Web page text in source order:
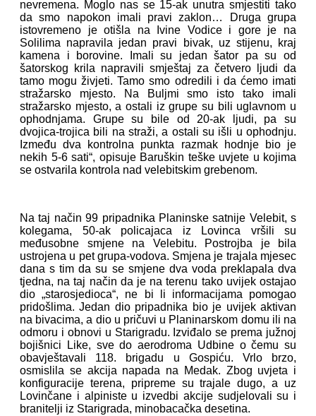
nevremena. Moglo nas se 15-ak unutra smjestiti tako
da smo napokon imali pravi zaklon… Druga grupa
istovremeno je otišla na Ivine Vodice i gore je na
Solilima napravila jedan pravi bivak, uz stijenu, kraj
kamena i borovine. Imali su jedan šator pa su od
šatorskog krila napravili smještaj za četvero ljudi da
tamo mogu živjeti. Tamo smo odredili i da ćemo imati
stražarsko mjesto. Na Buljmi smo isto tako imali
stražarsko mjesto, a ostali iz grupe su bili uglavnom u
ophodnjama. Grupe su bile od 20-ak ljudi, pa su
dvojica-trojica bili na straži, a ostali su išli u ophodnju.
Između dva kontrolna punkta razmak hodnje bio je
nekih 5-6 sati“, opisuje Baruškin teške uvjete u kojima
se ostvarila kontrola nad velebitskim grebenom.
Na taj način 99 pripadnika Planinske satnije Velebit, s
kolegama, 50-ak policajaca iz Lovinca vršili su
međusobne smjene na Velebitu. Postrojba je bila
ustrojena u pet grupa-vodova. Smjena je trajala mjesec
dana s tim da su se smjene dva voda preklapala dva
tjedna, na taj način da je na terenu tako uvijek ostajao
dio „starosjedioca“, ne bi li informacijama pomogao
pridošlima. Jedan dio pripadnika bio je uvijek aktivan
na bivacima, a dio u pričuvi u Planinarskom domu ili na
odmoru i obnovi u Starigradu. Izviđalo se prema južnoj
bojišnici Like, sve do aerodroma Udbine o čemu su
obavještavali 118. brigadu u Gospiću. Vrlo brzo,
osmislila se akcija napada na Medak. Zbog uvjeta i
konfiguracije terena, pripreme su trajale dugo, a uz
Lovinčane i alpiniste u izvedbi akcije sudjelovali su i
branitelji iz Starigrada, minobacačka desetina.